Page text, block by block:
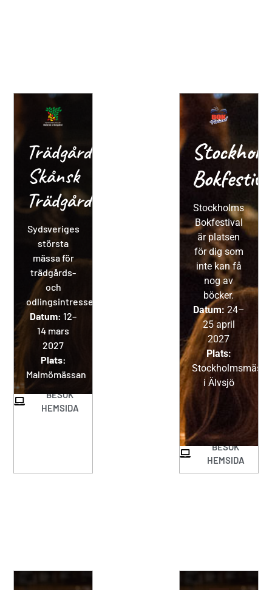
Trädgårdsmässan
Skånsk
Trädgård
Sydsveriges
största
mässa för
trädgårds-
och
odlingsintresserade.
Datum: 12–
14 mars
2027
Plats:
Malmömässan
BESÖK
HEMSIDA
Stockholms
Bokfestival
är platsen
för dig som
inte kan få
nog av
böcker.
Datum: 24–
25 april
2027
Plats:
i Älvsjö
BESÖK
HEMSIDA